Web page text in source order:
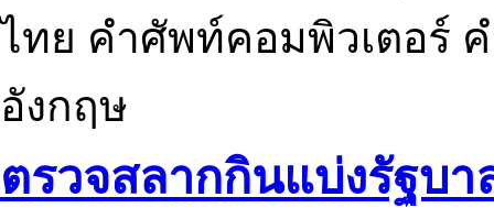
ไทย คำศัพท์คอมพิวเตอร์
อังกฤษ
ตรวจสลากกินแบ่งรัฐบา